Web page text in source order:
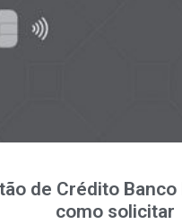
de Crédito Banco
como solicitar